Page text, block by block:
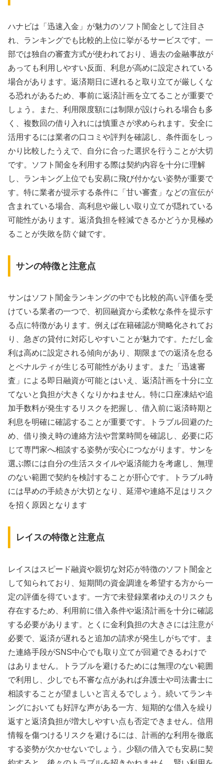
ハナビは「迅速入金」が魅力のソフト闇金として注目さ
れ、ランキングでも比較的上位に挙がるサービスです。一
部では独自の審査方式が使われており、過去の金融事故が
あっても利用しやすい反面、利息が高めに設定されている
場合があります。返済期日に遅れると取り立てが厳しくな
る恐れがあるため、事前に返済計画を立てることが重要で
しょう。また、利用限度額には制限が設けられる場合も多
く、複数回の借り入れには慎重さが求められます。安全に
活用するには業者の口コミや評判を確認し、条件面をしっ
かり比較したうえで、自分に合った選択を行うことが大切
です。ソフト闇金を利用する際は契約内容を十分に理解
し、ランキング上位でも安易に飛び付かない姿勢が重要で
す。特に業者が提示する条件に「甘い審査」などの宣伝が
含まれている場合、高利息や厳しい取り立てが隠れている
可能性があります。返済負担を軽減できるかどうか見極め
ることが失敗を防ぐ鍵です。
サンの特徴と注意点
サンはソフト闇金ランキングの中でも比較的高い評価を受
けている業者の一つで、初回融資から柔軟な条件を提示す
る点に特徴があります。例えば在籍確認が簡略化されてお
り、急ぎの貸付に対応しやすいことが魅力です。ただし金
利は高めに設定される傾向があり、期限までの返済を怠る
とペナルティが生じる可能性があります。また「迅速審
査」による即日融資が可能とはいえ、返済計画を十分に立
てないと負担が大きくなりかねません。特に口座凍結や追
加手数料が発生するリスクを把握し、借入前に返済時期と
利息を明確に確認することが重要です。トラブル回避のた
め、借り換え時の連絡方法や営業時間を確認し、必要に応
じて専門家へ相談する姿勢が安心につながります。サンを
選ぶ際には自分の生活スタイルや返済能力を考慮し、無理
のない範囲で契約を検討することが肝心です。トラブル時
には早めの手続きが大切となり、延滞や連絡不足はリスク
を招く原因となります
レイスの特徴と注意点
レイスはスピード融資や親切な対応が特徴のソフト闇金と
して知られており、短期間の資金調達を希望する方から一
定の評価を得ています。一方で未登録業者ゆえのリスクも
存在するため、利用前に借入条件や返済計画を十分に確認
する必要があります。とくに金利負担の大きさには注意が
必要で、返済が遅れると追加の請求が発生しがちです。ま
た連絡手段がSNS中心でも取り立てが回避できるわけで
はありません。トラブルを避けるためには無理のない範囲
で利用し、少しでも不審な点があれば弁護士や司法書士に
相談することが望ましいと言えるでしょう。続いてランキ
ングにおいても好評な声がある一方、短期的な借入を繰り
返すと返済負担が増大しやすい点も否定できません。信用
情報を傷つけるリスクを避けるには、計画的な利用を徹底
する姿勢が欠かせないでしょう。少額の借入でも安易に契